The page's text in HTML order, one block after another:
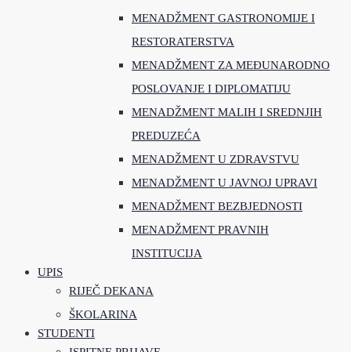
MENADŽMENT GASTRONOMIJE I
RESTORATERSTVA
MENADŽMENT ZA MEĐUNARODNO
POSLOVANJE I DIPLOMATIJU
MENADŽMENT MALIH I SREDNJIH
PREDUZEĆA
MENADŽMENT U ZDRAVSTVU
MENADŽMENT U JAVNOJ UPRAVI
MENADŽMENT BEZBJEDNOSTI
MENADŽMENT PRAVNIH
INSTITUCIJA
UPIS
RIJEČ DEKANA
ŠKOLARINA
STUDENTI